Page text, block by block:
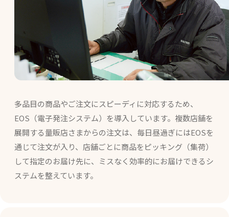
多品目の商品やご注文にスピーディに対応するため、
EOS（電子発注システム）を導入しています。複数店舗を
展開する量販店さまからの注文は、毎日昼過ぎにはEOSを
通じて注文が入り、店舗ごとに商品をピッキング（集荷）
して指定のお届け先に、ミスなく効率的にお届けできるシ
ステムを整えています。